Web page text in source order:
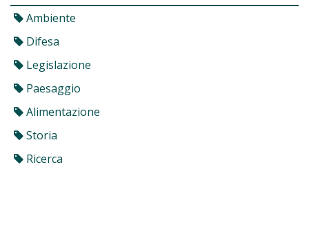
Ambiente
Difesa
Legislazione
Paesaggio
Alimentazione
Storia
Ricerca